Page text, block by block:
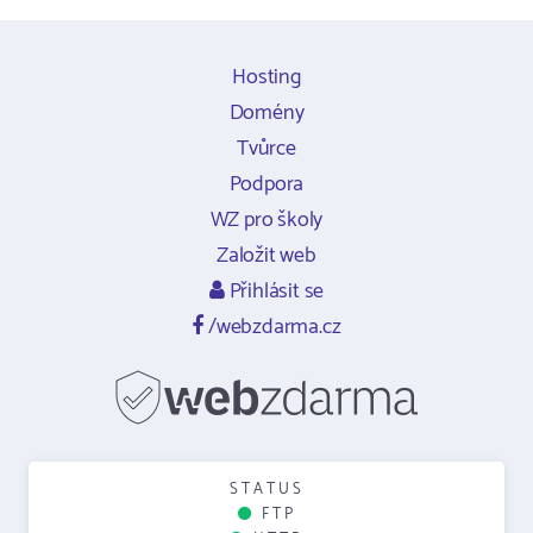
Hosting
Domény
Tvůrce
Podpora
WZ pro školy
Založit web
Přihlásit se
/webzdarma.cz
STATUS
FTP